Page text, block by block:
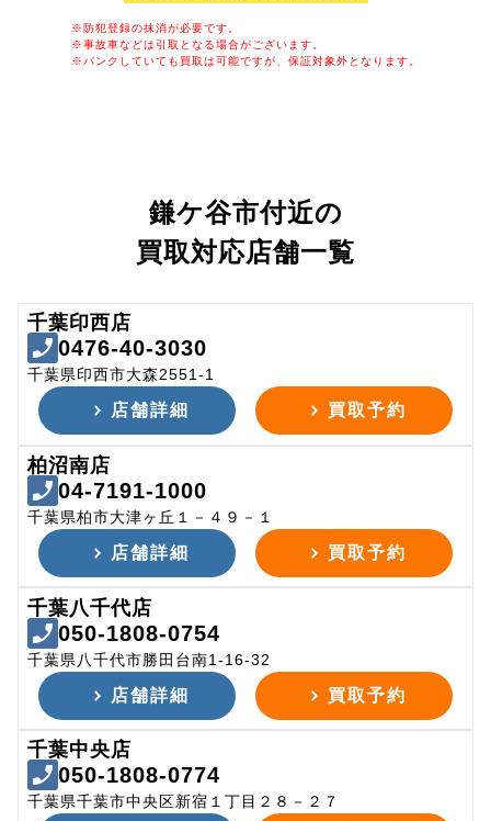
※防犯登録の抹消が必要です。
※事故車などは引取となる場合がございます。
※パンクしていても買取は可能ですが、保証対象外となります。
鎌ケ谷市付近の
買取対応店舗一覧
千葉印西店
0476-40-3030
千葉県印西市大森2551-1
店舗詳細 買取予約
柏沼南店
04-7191-1000
千葉県柏市大津ヶ丘１－４９－１
店舗詳細 買取予約
千葉八千代店
050-1808-0754
千葉県八千代市勝田台南1-16-32
店舗詳細 買取予約
千葉中央店
050-1808-0774
千葉県千葉市中央区新宿１丁目２８－２７